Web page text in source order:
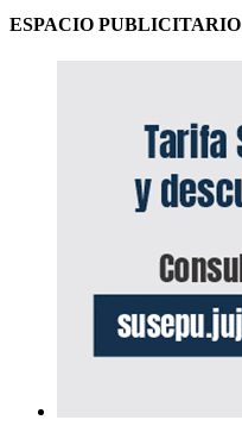
ESPACIO PUBLICITARIO